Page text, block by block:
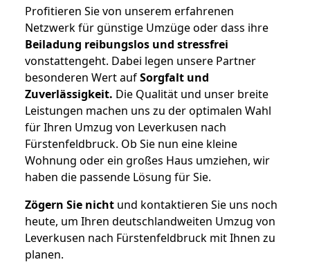
Profitieren Sie von unserem erfahrenen
Netzwerk für günstige Umzüge oder dass ihre
Beiladung reibungslos und stressfrei
vonstattengeht. Dabei legen unsere Partner
besonderen Wert aufSorgfalt und
Zuverlässigkeit. Die Qualität und unser breite
Leistungen machen uns zu der optimalen Wahl
für Ihren Umzug von Leverkusen nach
Fürstenfeldbruck. Ob Sie nun eine kleine
Wohnung oder ein großes Haus umziehen, wir
haben die passende Lösung für Sie.
Zögern Sie nicht und kontaktieren Sie uns noch
heute, um Ihren deutschlandweiten Umzug von
Leverkusen nach Fürstenfeldbruck mit Ihnen zu
planen.